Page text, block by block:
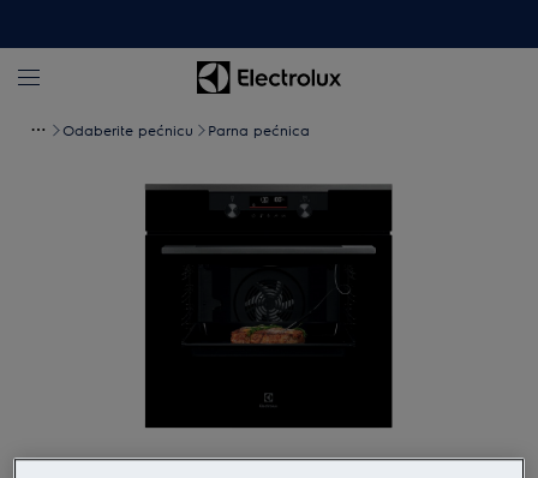
Odaberite pećnicu Parna pećnica
Povećaj